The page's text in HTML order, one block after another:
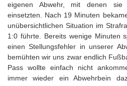
eigenen Abwehr, mit denen sie
einsetzten. Nach 19 Minuten
unübersichtlichen Situation im
1:0 führte. Bereits wenige Minuten
einen Stellungsfehler in unserer
bemühten wir uns zwar endlich
Pass wollte einfach nicht
immer wieder ein Abwehrbein